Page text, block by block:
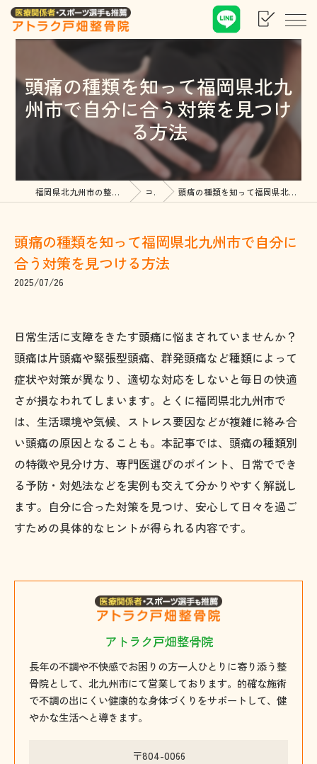
頭痛の種類を知って福岡県北九
州市で自分に合う対策を見つけ
る方法
福岡県北九州市の整骨院ならアトラク戸畑整骨院 コラム 頭痛の種類を知って福岡県北九州市で自分に合う対策を見つける方法
頭痛の種類を知って福岡県北九州市で自分に
合う対策を見つける方法
2025/07/26
日常生活に支障をきたす頭痛に悩まされていませんか？
頭痛は片頭痛や緊張型頭痛、群発頭痛など種類によって
症状や対策が異なり、適切な対応をしないと毎日の快適
さが損なわれてしまいます。とくに福岡県北九州市で
は、生活環境や気候、ストレス要因などが複雑に絡み合
い頭痛の原因となることも。本記事では、頭痛の種類別
の特徴や見分け方、専門医選びのポイント、日常ででき
る予防・対処法などを実例も交えて分かりやすく解説し
ます。自分に合った対策を見つけ、安心して日々を過ご
すための具体的なヒントが得られる内容です。
アトラク戸畑整骨院
長年の不調や不快感でお困りの方一人ひとりに寄り添う整
骨院として、北九州市にて営業しております。的確な施術
で不調の出にくい健康的な身体づくりをサポートして、健
やかな生活へと導きます。
〒804-0066